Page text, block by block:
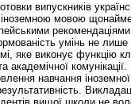
випускників
мовою
умінь не лише
яке виконує функцію
академічної
навчання